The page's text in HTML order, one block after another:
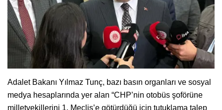
Adalet Bakanı Yılmaz Tunç, bazı basın organları ve sosyal
medya hesaplarında yer alan “CHP’nin otobüs şoförüne
milletvekillerini 1. Meclis’e götürdüğü için tutuklama talep